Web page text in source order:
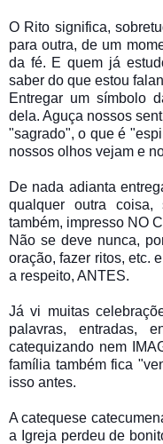
O Rito significa,
para outra, de um
da fé. E quem já
saber do que estou
Entregar um símbolo
dela. Aguça nossos
"sagrado", o que é
nossos olhos vejam e
De nada adianta
qualquer outra
também, impresso NO
Não se deve nunca,
oração, fazer ritos, etc.
a respeito, ANTES.
Já vi muitas
palavras, entradas,
catequizando nem
família também fica
isso antes.
A catequese
a Igreja perdeu de